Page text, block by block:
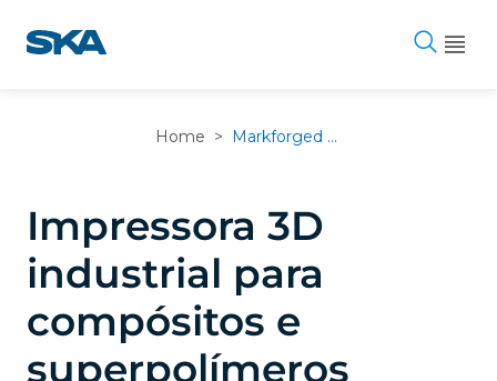
para
Home > Markforged FX20
Impressora 3D
industrial para
compósitos e
superpolímeros